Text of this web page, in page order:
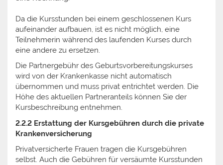
Da die Kursstunden bei einem geschlossenen Kurs
aufeinander aufbauen, ist es nicht möglich, eine
Teilnehmerin während des laufenden Kurses durch
eine andere zu ersetzen.
Die Partnergebühr des Geburtsvorbereitungskurses
wird von der Krankenkasse nicht automatisch
übernommen und muss privat entrichtet werden. Die
Höhe des aktuellen Partneranteils können Sie der
Kursbeschreibung entnehmen.
2.2.2 Erstattung der Kursgebühren durch die private
Krankenversicherung
Privatversicherte Frauen tragen die Kursgebühren
selbst. Auch die Gebühren für versäumte Kursstunden